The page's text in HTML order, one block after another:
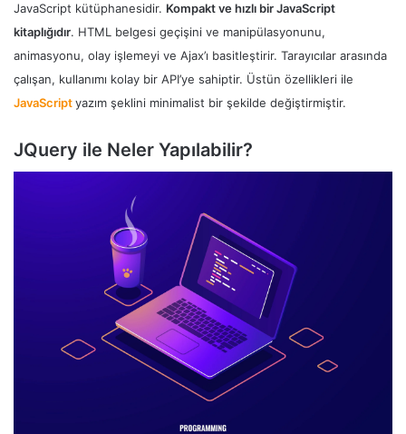
JavaScript kütüphanesidir. Kompakt ve hızlı bir JavaScript
kitaplığıdır. HTML belgesi geçişini ve manipülasyonunu,
animasyonu, olay işlemeyi ve Ajax’ı basitleştirir. Tarayıcılar arasında
çalışan, kullanımı kolay bir API’ye sahiptir. Üstün özellikleri ile
JavaScriptyazım şeklini minimalist bir şekilde değiştirmiştir.
JQuery ile Neler Yapılabilir?